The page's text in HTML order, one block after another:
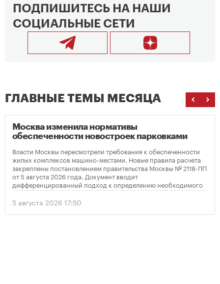
ПОДПИШИТЕСЬ НА НАШИ
СОЦИАЛЬНЫЕ СЕТИ
ГЛАВНЫЕ ТЕМЫ МЕСЯЦА
Москва изменила нормативы
обеспеченности новостроек парковками
Власти Москвы пересмотрели требования к обеспеченности
жилых комплексов машино-местами. Новые правила расчета
закреплены постановлением правительства Москвы № 2118-ПП
от 5 августа 2026 года. Документ вводит
дифференцированный подход к определению необходимого
количества парковок в зависимости от площади квартир и
устанавливает переходный период для уже согласованных
проектов.
5 августа 2026 17:50